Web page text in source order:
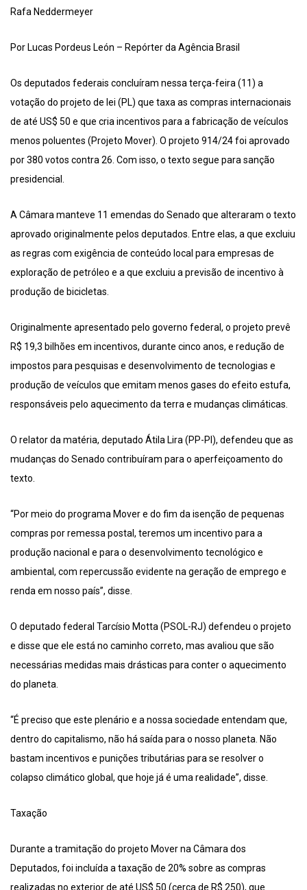
Rafa Neddermeyer
Por Lucas Pordeus León – Repórter da Agência Brasil
Os deputados federais concluíram nessa terça-feira (11) a
votação do projeto de lei (PL) que taxa as compras internacionais
de até US$ 50 e que cria incentivos para a fabricação de veículos
menos poluentes (Projeto Mover). O projeto 914/24 foi aprovado
por 380 votos contra 26. Com isso, o texto segue para sanção
presidencial.
A Câmara manteve 11 emendas do Senado que alteraram o texto
aprovado originalmente pelos deputados. Entre elas, a que excluiu
as regras com exigência de conteúdo local para empresas de
exploração de petróleo e a que excluiu a previsão de incentivo à
produção de bicicletas.
Originalmente apresentado pelo governo federal, o projeto prevê
R$ 19,3 bilhões em incentivos, durante cinco anos, e redução de
impostos para pesquisas e desenvolvimento de tecnologias e
produção de veículos que emitam menos gases do efeito estufa,
responsáveis pelo aquecimento da terra e mudanças climáticas.
O relator da matéria, deputado Átila Lira (PP-PI), defendeu que as
mudanças do Senado contribuíram para o aperfeiçoamento do
texto.
“Por meio do programa Mover e do fim da isenção de pequenas
compras por remessa postal, teremos um incentivo para a
produção nacional e para o desenvolvimento tecnológico e
ambiental, com repercussão evidente na geração de emprego e
renda em nosso país”, disse.
O deputado federal Tarcísio Motta (PSOL-RJ) defendeu o projeto
e disse que ele está no caminho correto, mas avaliou que são
necessárias medidas mais drásticas para conter o aquecimento
do planeta.
“É preciso que este plenário e a nossa sociedade entendam que,
dentro do capitalismo, não há saída para o nosso planeta. Não
bastam incentivos e punições tributárias para se resolver o
colapso climático global, que hoje já é uma realidade”, disse.
Taxação
Durante a tramitação do projeto Mover na Câmara dos
Deputados, foi incluída a taxação de 20% sobre as compras
realizadas no exterior de até US$ 50 (cerca de R$ 250), que